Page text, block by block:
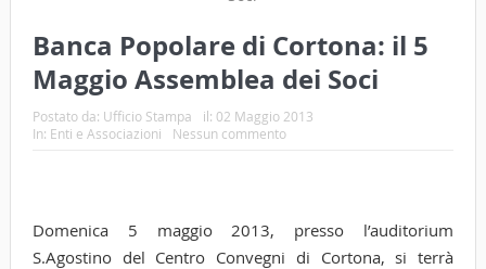
Banca Popolare di Cortona: il 5
Maggio Assemblea dei Soci
Postato da: Ufficio Stampa il: 02 Maggio 2013
In: Enti e Associazioni Nessun commento
Domenica 5 maggio 2013, presso l’auditorium
S.Agostino del Centro Convegni di Cortona, si terrà